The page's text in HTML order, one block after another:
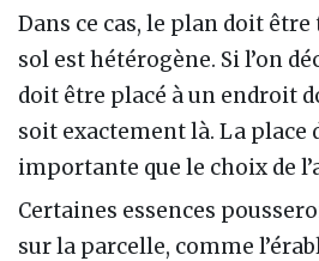
Dans ce cas, le plan doit
sol est hétérogène. Si l’on
doit être placé à un endroit
soit exactement là. La place
importante que le choix de
Certaines essences
sur la parcelle, comme